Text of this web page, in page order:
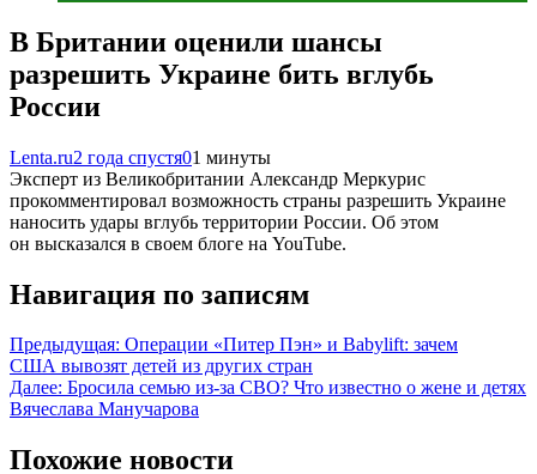
В Британии оценили шансы
разрешить Украине бить вглубь
России
Lenta.ru2 года спустя01 минуты
Эксперт из Великобритании Александр Меркурис
прокомментировал возможность страны разрешить Украине
наносить удары вглубь территории России. Об этом
он высказался в своем блоге на YouTube.
Навигация по записям
Предыдущая: Операции «Питер Пэн» и Babylift: зачем
США вывозят детей из других стран
Далее: Бросила семью из-за СВО? Что известно о жене и детях
Вячеслава Манучарова
Похожие новости